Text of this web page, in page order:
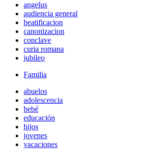
angelus
audiencia general
beatificacion
canonizacion
conclave
curia romana
jubileo
Familia
abuelos
adolescencia
bebé
educación
hijos
jovenes
vacaciones